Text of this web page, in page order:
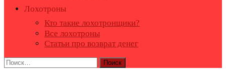
Лохотроны
Кто такие лохотронщики?
Все лохотроны
Статьи про возврат денег
Найти: